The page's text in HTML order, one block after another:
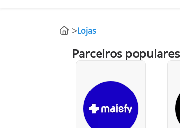
Lojas
Parceiros populares